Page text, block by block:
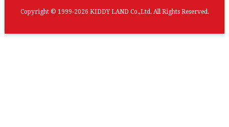
Copyright © 1999-2026 KIDDY LAND Co.,Ltd. All Rights Reserved.